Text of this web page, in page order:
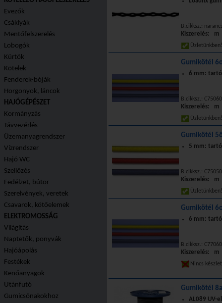
Evezők
Csáklyák
Mentőfelszerelés
Lobogók
Kürtök
Kötelek
Fenderek-bóják
Horgonyok, láncok
HAJÓGÉPÉSZET
Kormányzás
Távvezérlés
Üzemanyagrendszer
Vízrendszer
Hajó WC
Szellőzés
Fedélzet, bútor
Szerelvények, veretek
Csavarok, kötőelemek
ELEKTROMOSSÁG
Világítás
Naptetők, ponyvák
Hajóápolás
Festékek
Kenőanyagok
Utánfutó
Gumicsónakokhoz
B.cikksz.:
Kiszerelés: m
Gumikötél
6 mm:
B.cikksz.:
Kiszerelés: m
Gumikötél
5 mm:
B.cikksz.:
Kiszerelés: m
Gumikötél
6 mm:
B.cikksz.:
Kiszerelés: m
Nincs
Gumikötél
AL089 UV-